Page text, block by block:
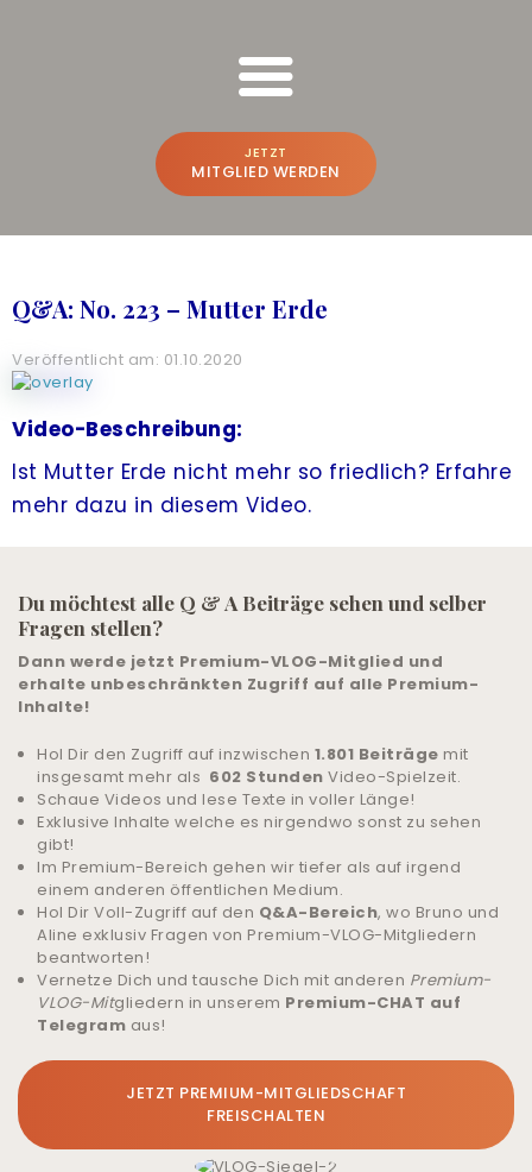
JETZT
MITGLIED WERDEN
FREESPIRIT ONLINE SCHULUNGEN
Bruno Würtenberger & Aline N. Brandstetter
BEWUSSTSEINS-VLOG
PREMIUM-PLATTFORM
ACREATE THE FUTURE
ONLINE-POWER-TRAINING
ALLE ANGEBOTE
& UNTERSTÜTZUNG
ANMELDEN
HILFE UND SUPPORT
Q&A: No. 223 – Mutter Erde
Veröffentlicht am: 01.10.2020
Video-Beschreibung:
Ist Mutter Erde nicht mehr so friedlich? Erfahre
mehr dazu in diesem Video.
Du möchtest alle Q & A Beiträge sehen und selber
Fragen stellen?
Dann werde jetzt Premium-VLOG-Mitglied und
erhalte unbeschränkten Zugriff auf alle Premium-
Inhalte!
Hol Dir den Zugriff auf inzwischen 1.801 Beiträge mit
insgesamt mehr als 602 Stunden Video-Spielzeit.
Schaue Videos und lese Texte in voller Länge!
Exklusive Inhalte welche es nirgendwo sonst zu sehen
gibt!
Im Premium-Bereich gehen wir tiefer als auf irgend
einem anderen öffentlichen Medium.
Hol Dir Voll-Zugriff auf den Q&A-Bereich, wo Bruno und
Aline exklusiv Fragen von Premium-VLOG-Mitgliedern
beantworten!
Vernetze Dich und tausche Dich mit anderen Premium-
VLOG-Mitgliedern in unserem Premium-CHAT auf
Telegram aus!
JETZT PREMIUM-MITGLIEDSCHAFT
FREISCHALTEN